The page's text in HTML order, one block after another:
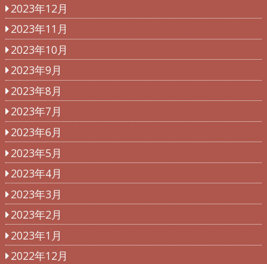
2023年12月
2023年11月
2023年10月
2023年9月
2023年8月
2023年7月
2023年6月
2023年5月
2023年4月
2023年3月
2023年2月
2023年1月
2022年12月